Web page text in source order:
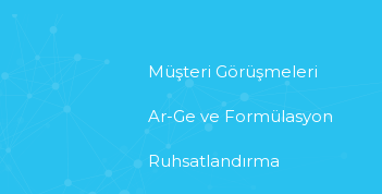
Müşteri Görüşmeleri
Ar-Ge ve Formülasyon
Ruhsatlandırma